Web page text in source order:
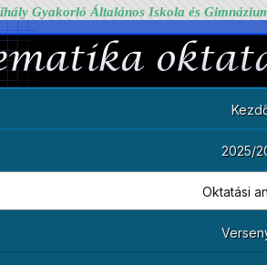
Gyakorló Általános Iskola és
2025/
Oktatási